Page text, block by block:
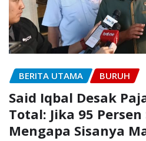
BERITA UTAMA BURUH
Said Iqbal Desak
Total: Jika 95
Mengapa Sisanya